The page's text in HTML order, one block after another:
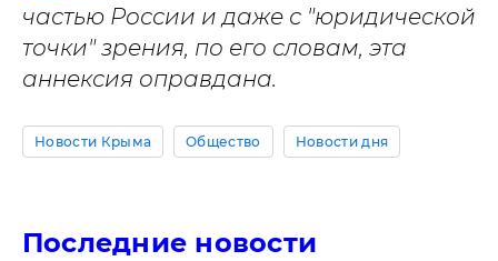
частью России и даже с "юридической
точки" зрения, по его словам, эта
аннексия оправдана.
Новости Крыма Общество Новости дня
Последние новости